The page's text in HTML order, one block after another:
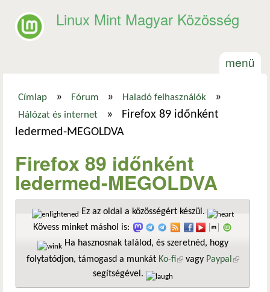
Linux Mint Magyar Közösség
menü
Jelenlegi hely
Címlap » Fórum » Haladó felhasználók »
Hálózat és internet »
Firefox 89 időnként
ledermed-MEGOLDVA
Firefox 89 időnként
ledermed-MEGOLDVA
Ez az oldal a közösségért készül.
Kövess minket máshol is:
Ha hasznosnak találod, és szeretnéd, hogy
folytatódjon, támogasd a munkát Ko-fi(külső hivatkozás)
vagy Paypal
segítségével.